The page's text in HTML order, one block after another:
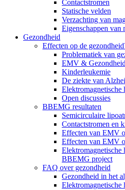
Contactstromen
Statische velden
Verzachting van
Eigenschappen van
Gezondheid
Effecten op de
Problematiek van
EMV &
Kinderleukemie
De ziekte van
Elektromagnetische
Open discussies
BBEMG resultaten
Semicirculaire
Contactstromen en
Effecten van EMV
Effecten van EMV
Elektromagnetische
BBEMG project
FAQ over gezondheid
Gezondheid in het
Elektromagnetische